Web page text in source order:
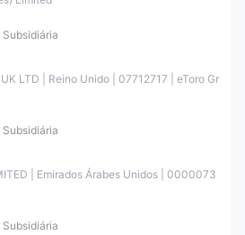
é de $30
em USD , enquanto é gratuita para
transferências bancárias.
você precisa verificar sua identidade e
necessários de KYC (Conheça Seu
para os depósitos, sempre que possível.
Subsidiária
LTD | Reino Unido | 07712717 | eToro Gr
Subsidiária
| Emirados Árabes Unidos | 0000073
Subsidiária